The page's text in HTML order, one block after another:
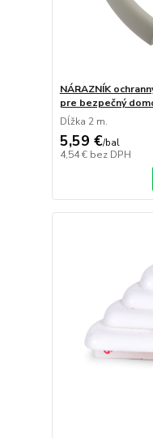
NÁRAZNÍK
pre bezpečný
Dĺžka 2 m.
5,59 €/bal
4,54 € bez DPH